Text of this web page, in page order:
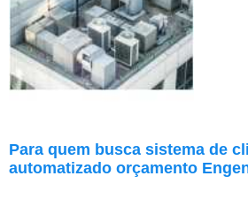
Para quem busca sistema de
automatizado orçamento